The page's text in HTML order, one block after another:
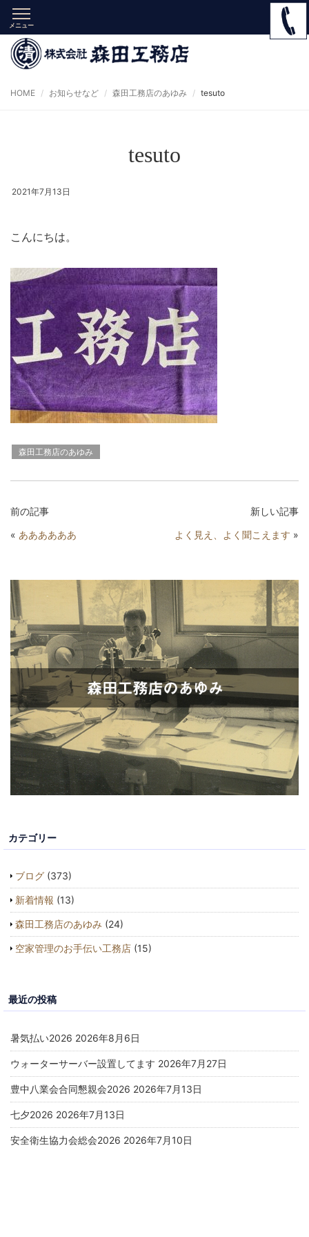
メニュー
HOME お知らせなど 森田工務店のあゆみ tesuto
tesuto
2021年7月13日
こんにちは。
森田工務店のあゆみ
前の記事
« ああああああ
新しい記事
よく見え、よく聞こえます »
カテゴリー
ブログ (373)
新着情報 (13)
森田工務店のあゆみ (24)
空家管理のお手伝い工務店 (15)
最近の投稿
暑気払い2026 2026年8月6日
ウォーターサーバー設置してます 2026年7月27日
豊中八業会合同懇親会2026 2026年7月13日
七夕2026 2026年7月13日
安全衛生協力会総会2026 2026年7月10日